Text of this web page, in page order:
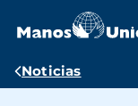
contenido
Ruta
Noticias